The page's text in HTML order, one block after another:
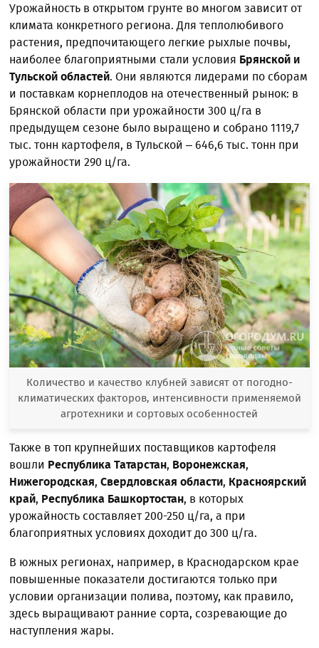
Урожайность в открытом грунте во многом зависит от
климата конкретного региона. Для теплолюбивого
растения, предпочитающего легкие рыхлые почвы,
наиболее благоприятными стали условия Брянской и
Тульской областей. Они являются лидерами по сборам
и поставкам корнеплодов на отечественный рынок: в
Брянской области при урожайности 300 ц/га в
предыдущем сезоне было выращено и собрано 1119,7
тыс. тонн картофеля, в Тульской – 646,6 тыс. тонн при
урожайности 290 ц/га.
Количество и качество клубней зависят от погодно-
климатических факторов, интенсивности применяемой
агротехники и сортовых особенностей
Также в топ крупнейших поставщиков картофеля
вошли Республика Татарстан, Воронежская,
Нижегородская,Свердловская области, Красноярский
край, Республика Башкортостан, в которых
урожайность составляет 200-250 ц/га, а при
благоприятных условиях доходит до 300 ц/га.
В южных регионах, например, в Краснодарском крае
повышенные показатели достигаются только при
условии организации полива, поэтому, как правило,
здесь выращивают ранние сорта, созревающие до
наступления жары.